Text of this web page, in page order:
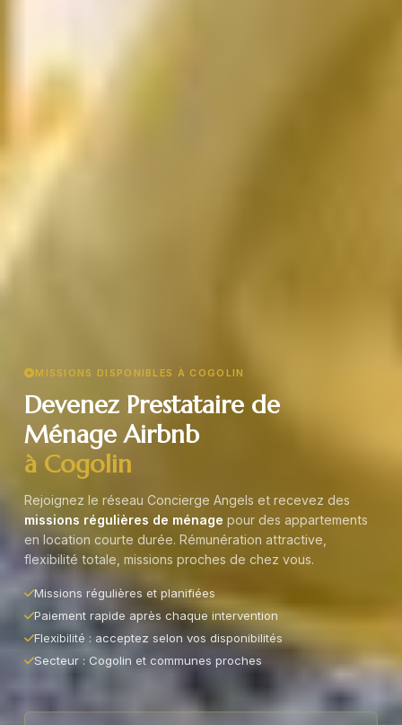
MISSIONS DISPONIBLES À COGOLIN
Devenez Prestataire de
Ménage Airbnb
à Cogolin
Rejoignez le réseau Concierge Angels et recevez des
missions régulières de ménage pour des appartements
en location courte durée. Rémunération attractive,
flexibilité totale, missions proches de chez vous.
Missions régulières et planifiées
Paiement rapide après chaque intervention
Flexibilité : acceptez selon vos disponibilités
Secteur : Cogolin et communes proches